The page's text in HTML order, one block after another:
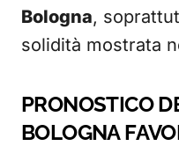
Bologna,
solidità mostrata
PRONOSTICO
BOLOGNA